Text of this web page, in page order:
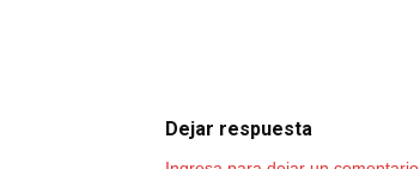
Dejar respuesta